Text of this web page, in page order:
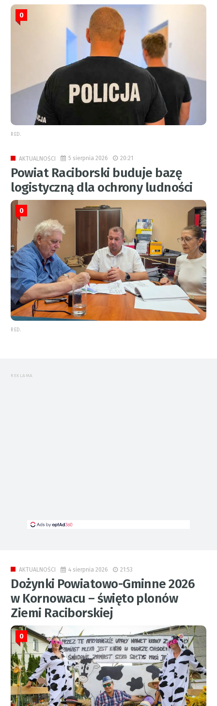
0
RED.
AKTUALNOŚCI 5 sierpnia 2026 20:21
Powiat Raciborski buduje bazę
logistyczną dla ochrony ludności
0
RED.
REKLAMA
AKTUALNOŚCI 4 sierpnia 2026 21:53
Dożynki Powiatowo-Gminne 2026
w Kornowacu – święto plonów
Ziemi Raciborskiej
0